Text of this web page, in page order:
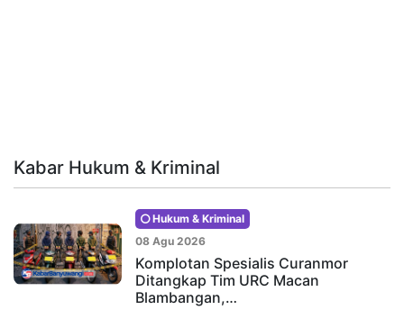
Kabar Hukum & Kriminal
Hukum & Kriminal
08 Agu 2026
Komplotan Spesialis Curanmor
Ditangkap Tim URC Macan
Blambangan,…